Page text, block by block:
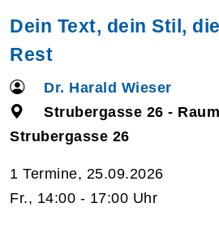
Dein Text, dein Stil,
Rest
Dr. Harald Wieser
Strubergasse 26 -
Strubergasse 26
1 Termine, 25.09.2026
Fr., 14:00 - 17:00 Uhr